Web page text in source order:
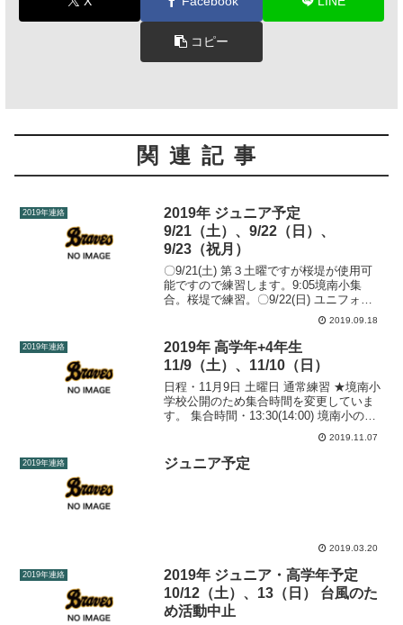
コピー
関連記事
2019年連絡
2019年 ジュニア予定
9/21（土）、9/22（日）、
9/23（祝月）
〇9/21(土) 第３土曜ですが桜堤が使用可
能ですので練習します。9:05境南小集
合。桜堤で練習。〇9/22(日) ユニフォー
ム着用。9:10境南小学校集合。全学年車
移動（後ほど車出しの募集いたしま
す。） 三小にて秋季大会三小イヤリング
ス戦...
2019.09.18
2019年連絡
2019年 高学年+4年生
11/9（土）、11/10（日）
日程・11月9日 土曜日 通常練習 ★境南小
学校公開のため集合時間を変更していま
す。 集合時間・13:30(14:00) 境南小の選
手は、準備ができ次第14:00めど集合して
ください。 集合場所・境南小日程・11月
10日 日曜日 通常練習 ...
2019.11.07
2019年連絡 ジュニア予定
2019.03.20
2019年連絡
2019年 ジュニア・高学年予定
10/12（土）、13（日） 台風のた
め活動中止